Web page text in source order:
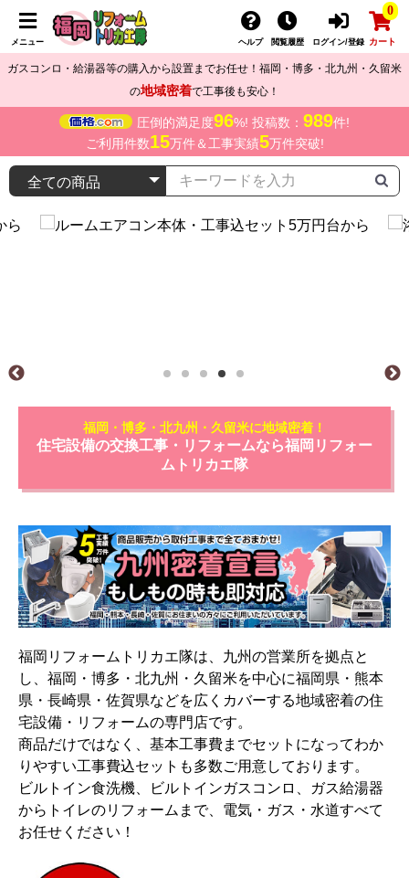
メニュー ヘルプ 閲覧履歴 ログイン/登録
0
カート
ガスコンロ・給湯器等の購入から設置までお任せ！福岡・博多・北九州・久留米
の地域密着で工事後も安心！
圧倒的満足度96%! 投稿数： 989件!
ご利用件数15万件＆工事実績5万件突破!
福岡・博多・北九州・久留米に地域密着！
住宅設備の交換工事・リフォームなら福岡リフォー
ムトリカエ隊
福岡リフォームトリカエ隊は、九州の営業所を拠点と
し、福岡・博多・北九州・久留米を中心に福岡県・熊本
県・長崎県・佐賀県などを広くカバーする地域密着の住
宅設備・リフォームの専門店です。
商品だけではなく、基本工事費までセットになってわか
りやすい工事費込セットも多数ご用意しております。
ビルトイン食洗機、ビルトインガスコンロ、ガス給湯器
からトイレのリフォームまで、電気・ガス・水道すべて
お任せください！